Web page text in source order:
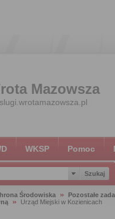
Mazowsza
WKSP Pomoc
Środowiska
Pozostałe
Urząd Miejski w Kozienicach